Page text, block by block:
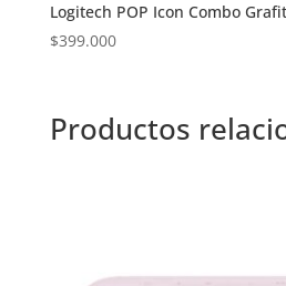
Logitech POP Icon Combo
$399.000
Productos